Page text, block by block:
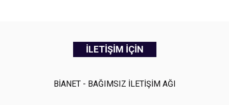
İLETİŞİM İÇİN
BİANET - BAĞIMSIZ İLETİŞİM AĞI